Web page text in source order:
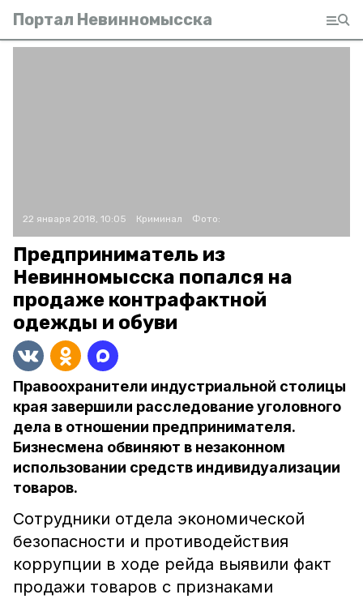
Портал Невинномысска
22 января 2018, 10:05 Криминал Фото:
Предприниматель из
Невинномысска попался на
продаже контрафактной
одежды и обуви
Правоохранители индустриальной столицы
края завершили расследование уголовного
дела в отношении предпринимателя.
Бизнесмена обвиняют в незаконном
использовании средств индивидуализации
товаров.
Сотрудники отдела экономической
безопасности и противодействия
коррупции в ходе рейда выявили факт
продажи товаров с признаками